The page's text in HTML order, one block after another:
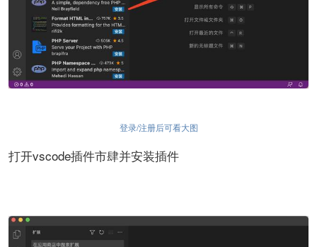
登录/注册后可看大图
打开vscode插件市肆并安装插件